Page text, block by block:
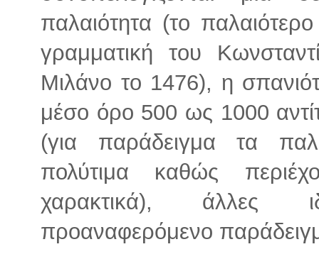
παλαιότητα (το παλαιότερο
γραμματική του
Μιλάνο το 1476), η
μέσο όρο 500 ως 1000
(για παράδειγμα τα
πολύτιμα καθώς
χαρακτικά), άλλες
προαναφερόμενο